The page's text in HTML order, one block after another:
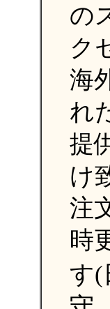
の
ク
海
れ
提
け
注
時
す(